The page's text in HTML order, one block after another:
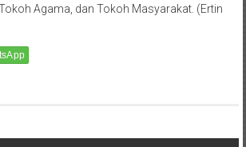
Agama, dan Tokoh Masyarakat. (Ertin